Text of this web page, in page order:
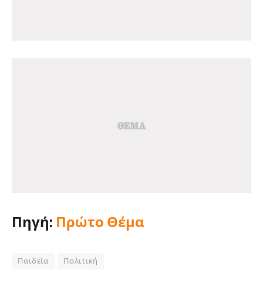
Πηγή: Πρώτο Θέμα
Παιδεία Πολιτική